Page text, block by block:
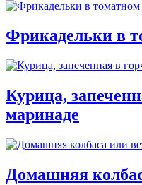
Фрикадельки в
Курица,
маринаде
Домашняя